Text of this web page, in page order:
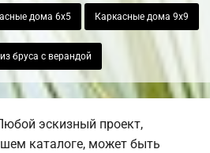
дома 6х5 Каркасные дома 9х9
бруса с верандой
эскизный проект,
каталоге, может быть